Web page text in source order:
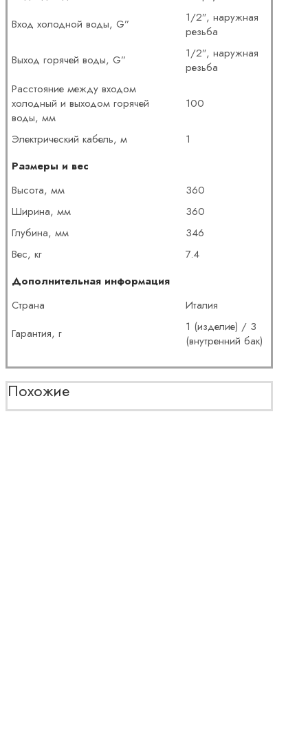
Вход холодной воды, G”
1/2″, наружная
резьба
Выход горячей воды, G”
1/2″, наружная
резьба
Расстояние между входом
холодный и выходом горячей
воды, мм
100
Электрический кабель, м
1
Размеры и вес
Высота, мм
360
Ширина, мм
360
Глубина, мм
346
Вес, кг
7.4
Дополнительная информация
Страна
Италия
Гарантия, г
1 (изделие) / 3
(внутренний бак)
Похожие